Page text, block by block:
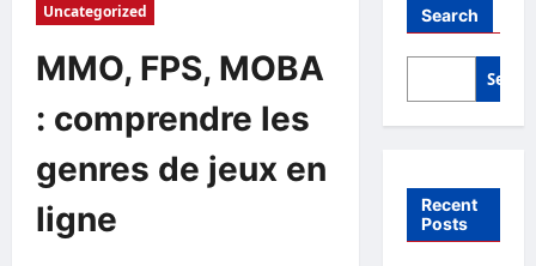
Uncategorized
MMO, FPS, MOBA
: comprendre les
genres de jeux en
ligne
Search
Recent
Posts